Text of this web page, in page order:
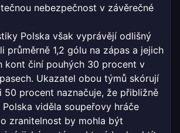
nebezpečnost v závěrečné
Polska však vyprávějí odlišný
průměrně 1,2 gólu na zápas a jejich
kont činí pouhých 30 procent v
Ukazatel obou týmů skórují
50 procent naznačuje, že přibližně
viděla soupeřovy hráče
zranitelnost by mohla být